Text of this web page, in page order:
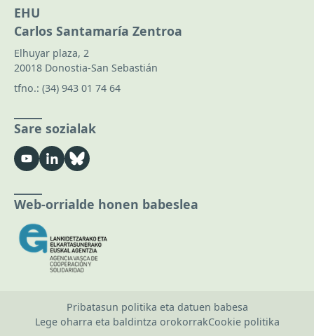
EHU
Carlos Santamaría Zentroa
Elhuyar plaza, 2
20018 Donostia-San Sebastián
tfno.: (34) 943 01 74 64
Sare sozialak
Web-orrialde honen babeslea
Pribatasun politika eta datuen babesa
Lege oharra eta baldintza orokorrakCookie politika